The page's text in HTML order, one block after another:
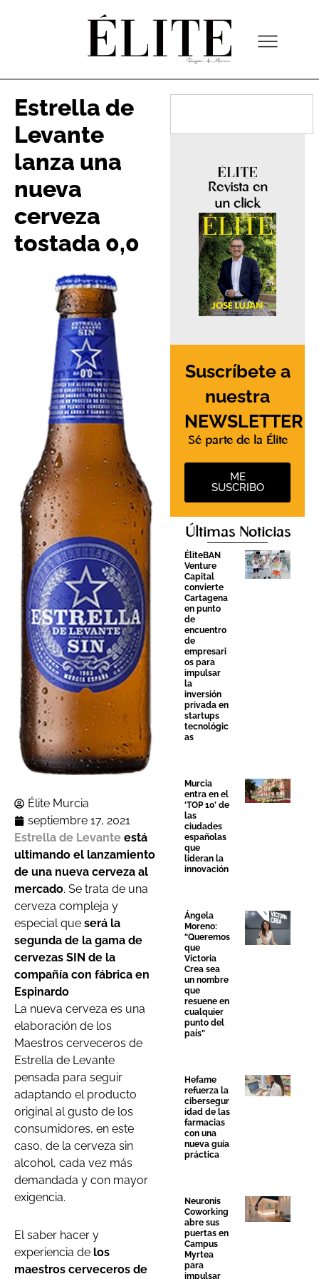
Estrella de
Levante
lanza una
nueva
cerveza
tostada 0,0
Élite Murcia
septiembre 17, 2021
Estrella de Levante está
ultimando el lanzamiento
de una nueva cerveza al
mercado. Se trata de una
cerveza compleja y
especial que será la
segunda de la gama de
cervezas SIN de la
compañía con fábrica en
Espinardo
La nueva cerveza es una
elaboración de los
Maestros cerveceros de
Estrella de Levante
pensada para seguir
adaptando el producto
original al gusto de los
consumidores, en este
caso, de la cerveza sin
alcohol, cada vez más
demandada y con mayor
exigencia.
El saber hacer y
experiencia de los
maestros cerveceros de
Revista en
un click
Suscríbete a
nuestra
NEWSLETTER
Sé parte de la Élite
ME
SUSCRIBO
Últimas Noticias
ÉliteBAN
Venture
Capital
convierte
Cartagena
en punto
de
encuentro
de
empresari
os para
impulsar
la
inversión
privada en
startups
tecnológic
as
Murcia
entra en el
‘TOP 10’ de
las
ciudades
españolas
que
lideran la
innovación
Ángela
Moreno:
“Queremos
que
Victoria
Crea sea
un nombre
que
resuene en
cualquier
punto del
país”
Hefame
refuerza la
cibersegur
idad de las
farmacias
con una
nueva guía
práctica
Neuronis
Coworking
abre sus
puertas en
Campus
Myrtea
para
impulsar